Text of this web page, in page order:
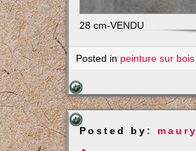
28 cm-VENDU
Posted in peinture sur bois
Posted by: